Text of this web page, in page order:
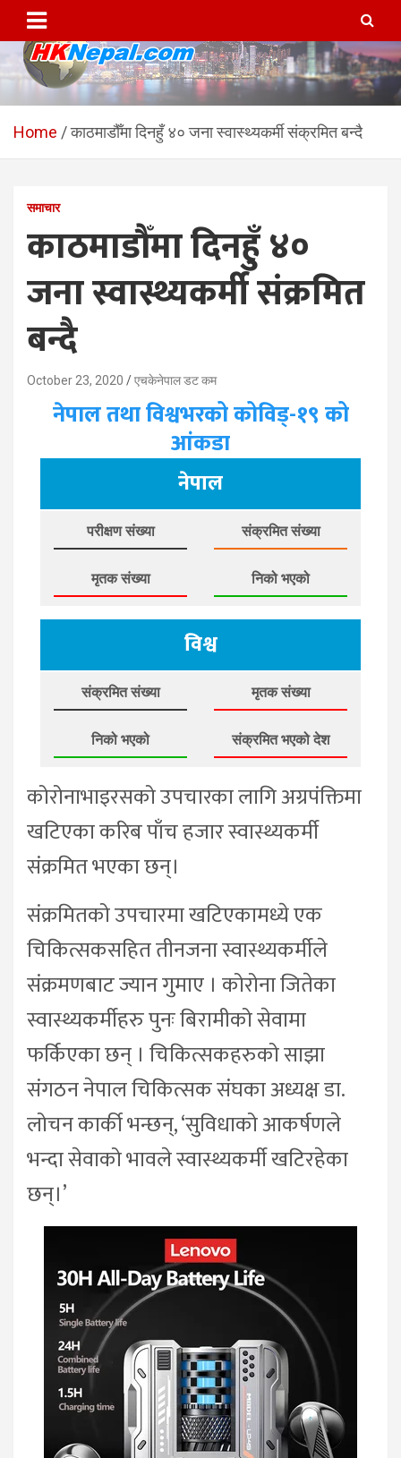
content
HKNepal.com – हङकङबाट
सञ्चालित पहिलो नेपाली अनलाईन
hknepal, hknepal.com, hk nepal, hk nepal com
Home काठमाडौँमा दिनहुँ ४० जना स्वास्थ्यकर्मी संक्रमित बन्दै
समाचार
काठमाडौँमा दिनहुँ ४०
जना स्वास्थ्यकर्मी संक्रमित
बन्दै
October 23, 2020 एचकेनेपाल डट कम
नेपाल तथा विश्वभरको कोविड्-१९ को
आंकडा
नेपाल
परीक्षण संख्या संक्रमित संख्या
मृतक संख्या निको भएको
विश्व
संक्रमित संख्या मृतक संख्या
निको भएको संक्रमित भएको देश
कोरोनाभाइरसको उपचारका लागि अग्रपंक्तिमा
खटिएका करिब पाँच हजार स्वास्थ्यकर्मी
संक्रमित भएका छन्।
संक्रमितको उपचारमा खटिएकामध्ये एक
चिकित्सकसहित तीनजना स्वास्थ्यकर्मीले
संक्रमणबाट ज्यान गुमाए । कोरोना जितेका
स्वास्थ्यकर्मीहरु पुनः बिरामीको सेवामा
फर्किएका छन् । चिकित्सकहरुको साझा
संगठन नेपाल चिकित्सक संघका अध्यक्ष डा.
लोचन कार्की भन्छन्, ‘सुविधाको आकर्षणले
भन्दा सेवाको भावले स्वास्थ्यकर्मी खटिरहेका
छन्।’